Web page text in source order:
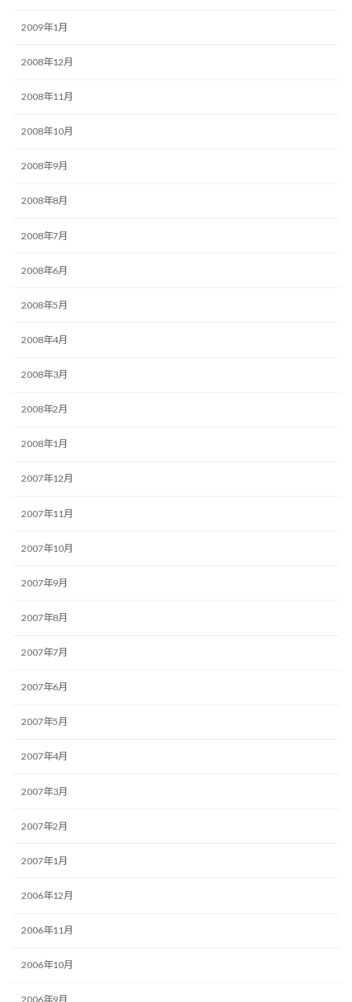
2009年1月
2008年12月
2008年11月
2008年10月
2008年9月
2008年8月
2008年7月
2008年6月
2008年5月
2008年4月
2008年3月
2008年2月
2008年1月
2007年12月
2007年11月
2007年10月
2007年9月
2007年8月
2007年7月
2007年6月
2007年5月
2007年4月
2007年3月
2007年2月
2007年1月
2006年12月
2006年11月
2006年10月
2006年9月